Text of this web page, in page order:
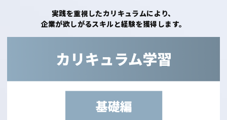
実践を重視したカリキュラムにより、
企業が欲しがるスキルと経験を獲得します。